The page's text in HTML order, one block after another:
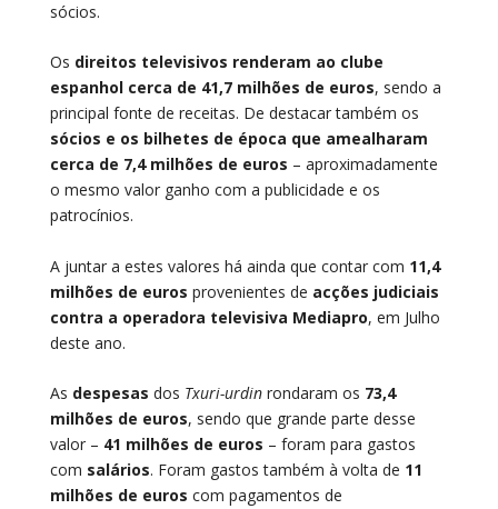
sócios.
Os direitos televisivos renderam ao clube
espanhol cerca de 41,7 milhões de euros, sendo a
principal fonte de receitas. De destacar também os
sócios e os bilhetes de época que amealharam
cerca de 7,4 milhões de euros – aproximadamente
o mesmo valor ganho com a publicidade e os
patrocínios.
A juntar a estes valores há ainda que contar com 11,4
milhões de euros provenientes de acções judiciais
contra a operadora televisiva Mediapro, em Julho
deste ano.
As despesas dos Txuri-urdinrondaram os 73,4
milhões de euros, sendo que grande parte desse
valor – 41 milhões de euros – foram para gastos
com salários. Foram gastos também à volta de 11
milhões de euros com pagamentos de